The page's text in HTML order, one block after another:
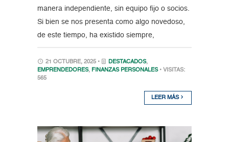
manera independiente, sin equipo fijo o socios.
Si bien se nos presenta como algo novedoso,
de este tiempo, ha existido siempre,
21 OCTUBRE, 2025 • DESTACADOS,
EMPRENDEDORES, FINANZAS PERSONALES • VISITAS:
565
LEER MÁS